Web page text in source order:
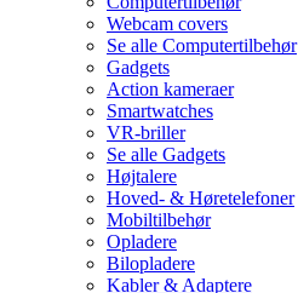
Webcam covers
Se alle Computertilbehør
Gadgets
Action kameraer
Smartwatches
VR-briller
Se alle Gadgets
Højtalere
Hoved- & Høretelefoner
Mobiltilbehør
Opladere
Bilopladere
Kabler & Adaptere